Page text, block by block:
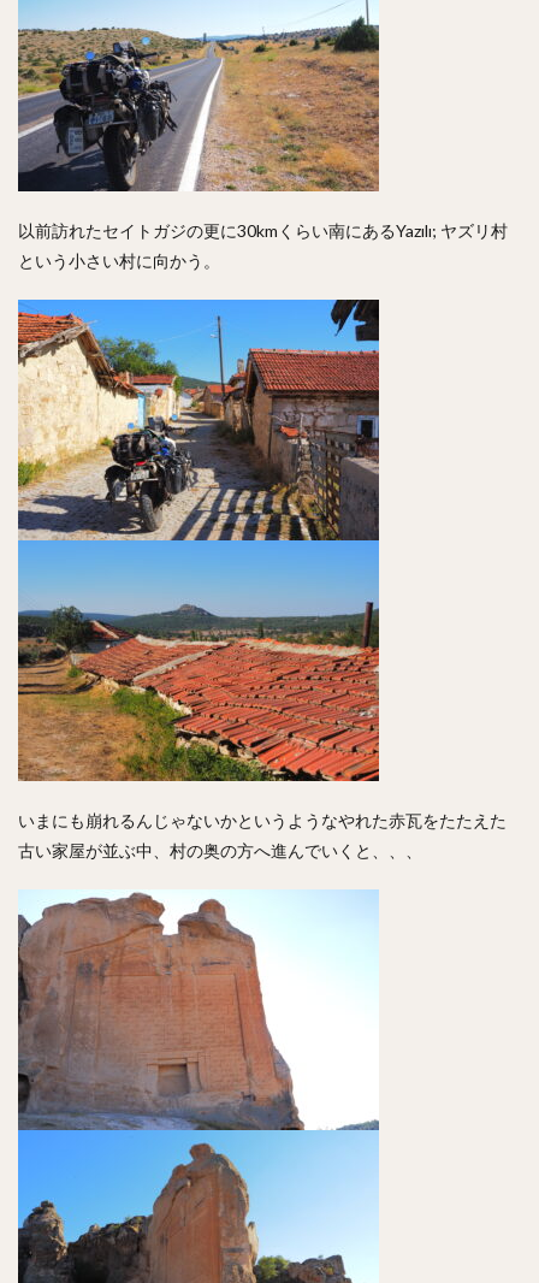
以前訪れたセイトガジの更に30kmくらい南にあるYazılı; ヤズリ村
という小さい村に向かう。
いまにも崩れるんじゃないかというようなやれた赤瓦をたたえた
古い家屋が並ぶ中、村の奥の方へ進んでいくと、、、